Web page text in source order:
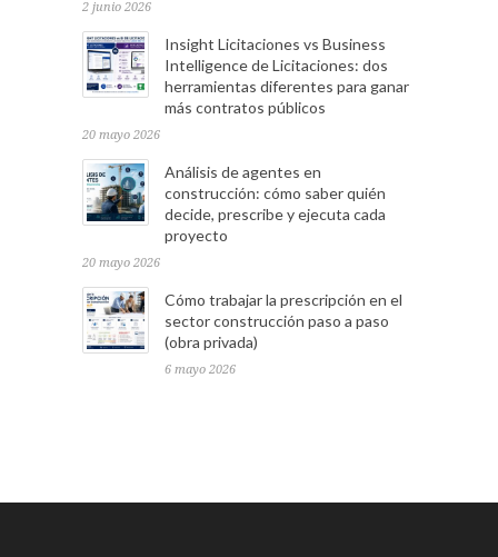
2 junio 2026
Insight Licitaciones vs Business
Intelligence de Licitaciones: dos
herramientas diferentes para ganar
más contratos públicos
20 mayo 2026
Análisis de agentes en
construcción: cómo saber quién
decide, prescribe y ejecuta cada
proyecto
20 mayo 2026
Cómo trabajar la prescripción en el
sector construcción paso a paso
(obra privada)
6 mayo 2026